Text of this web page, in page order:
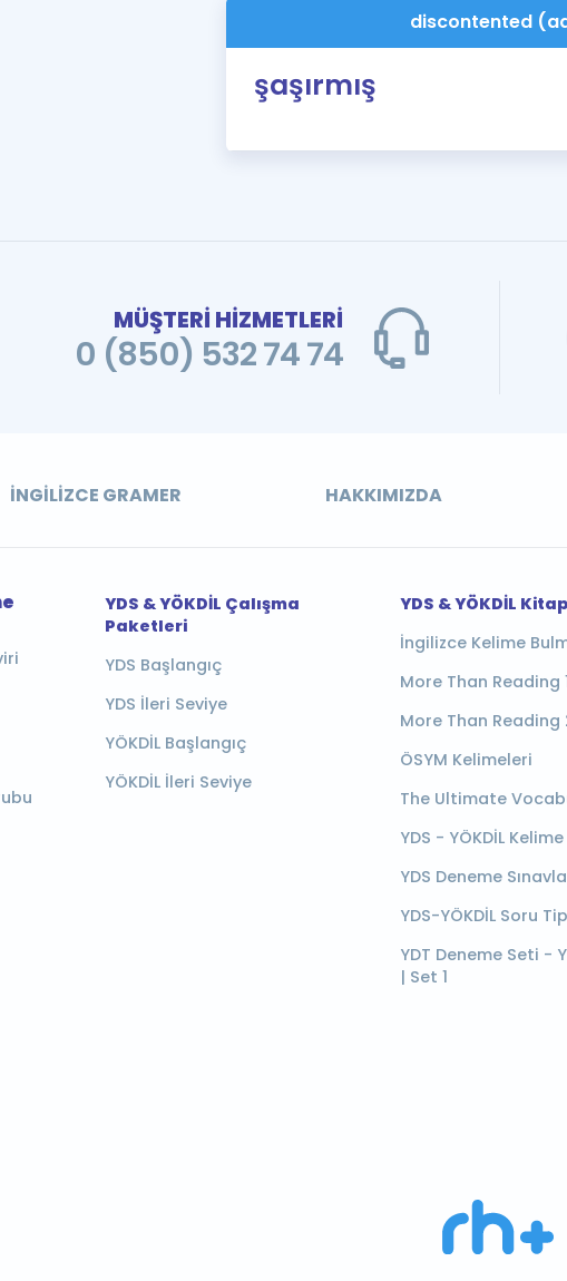
discontented
şaşırmış
MÜŞTERİ HİZMETLERİ
0 (850) 532 74 74
İNGILIZCE GRAMER HAKKIMIZDA
YDS & YÖKDİL Çalışma
Paketleri
YDS Başlangıç
YDS İleri Seviye
YÖKDİL Başlangıç
YÖKDİL İleri Seviye
YDS & YÖKDİL
İngilizce Kelime
More Than Reading
More Than Reading
ÖSYM Kelimeleri
The Ultimate
YDS - YÖKDİL
YDS Deneme
YDS-YÖKDİL Soru
YDT Deneme Seti -
| Set 1